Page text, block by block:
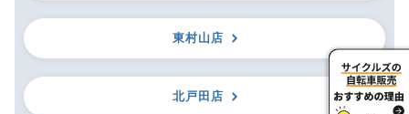
東村山店
北戸田店